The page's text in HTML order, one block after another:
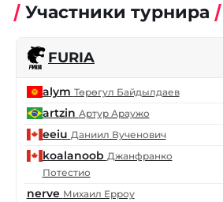
Участники турнира
FURIA
alym Төрөгул Байдылдаев
artzin Артур Араужо
eeiu Даниил Вученович
koalanoob Джанфранко
Потестио
nerve Михаил Ерроу